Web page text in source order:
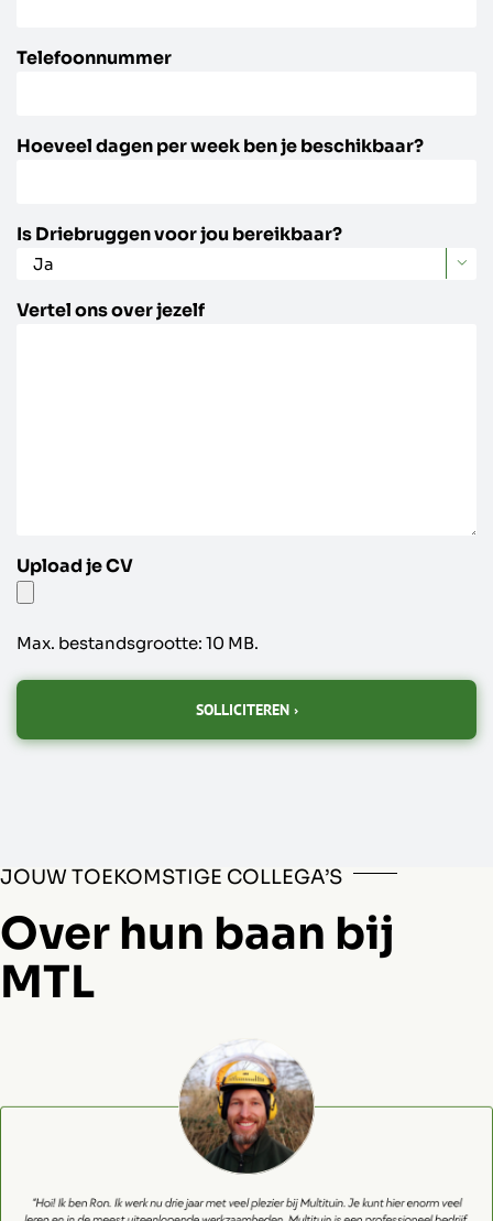
Telefoonnummer
Hoeveel dagen per week ben je beschikbaar?
Is Driebruggen voor jou bereikbaar?

Vertel ons over jezelf
Upload je CV
Max. bestandsgrootte: 10 MB.
JOUW TOEKOMSTIGE COLLEGA’S
Over hun baan bij
MTL